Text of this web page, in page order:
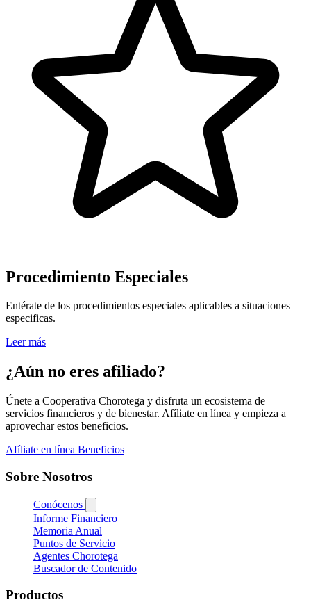
Procedimiento Especiales
Entérate de los procedimientos especiales aplicables a situaciones
especificas.
Leer más
¿Aún no eres afiliado?
Únete a Cooperativa Chorotega y disfruta un ecosistema de
servicios financieros y de bienestar. Afíliate en línea y empieza a
aprovechar estos beneficios.
Afíliate en línea Beneficios
Sobre Nosotros
Conócenos
Informe Financiero
Memoria Anual
Puntos de Servicio
Agentes Chorotega
Buscador de Contenido
Productos